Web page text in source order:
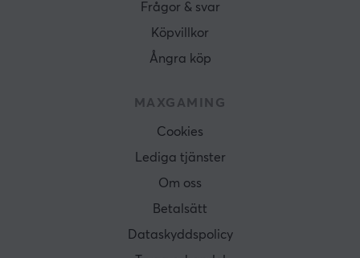
Frågor & svar
Köpvillkor
Ångra köp
MAXGAMING
Cookies
Lediga tjänster
Om oss
Betalsätt
Dataskyddspolicy